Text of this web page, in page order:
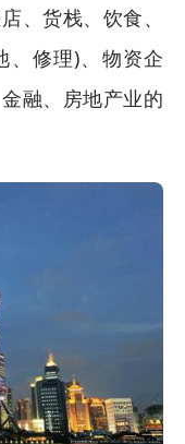
、货栈、饮食、
、修理)、物资企
融、房地产业的